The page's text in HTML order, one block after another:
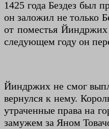
1425 года Бездез был
он заложил не только
от поместья
следующем году он
Йиндржих не смог
вернулся к нему.
утраченные права на
замужем за Яном